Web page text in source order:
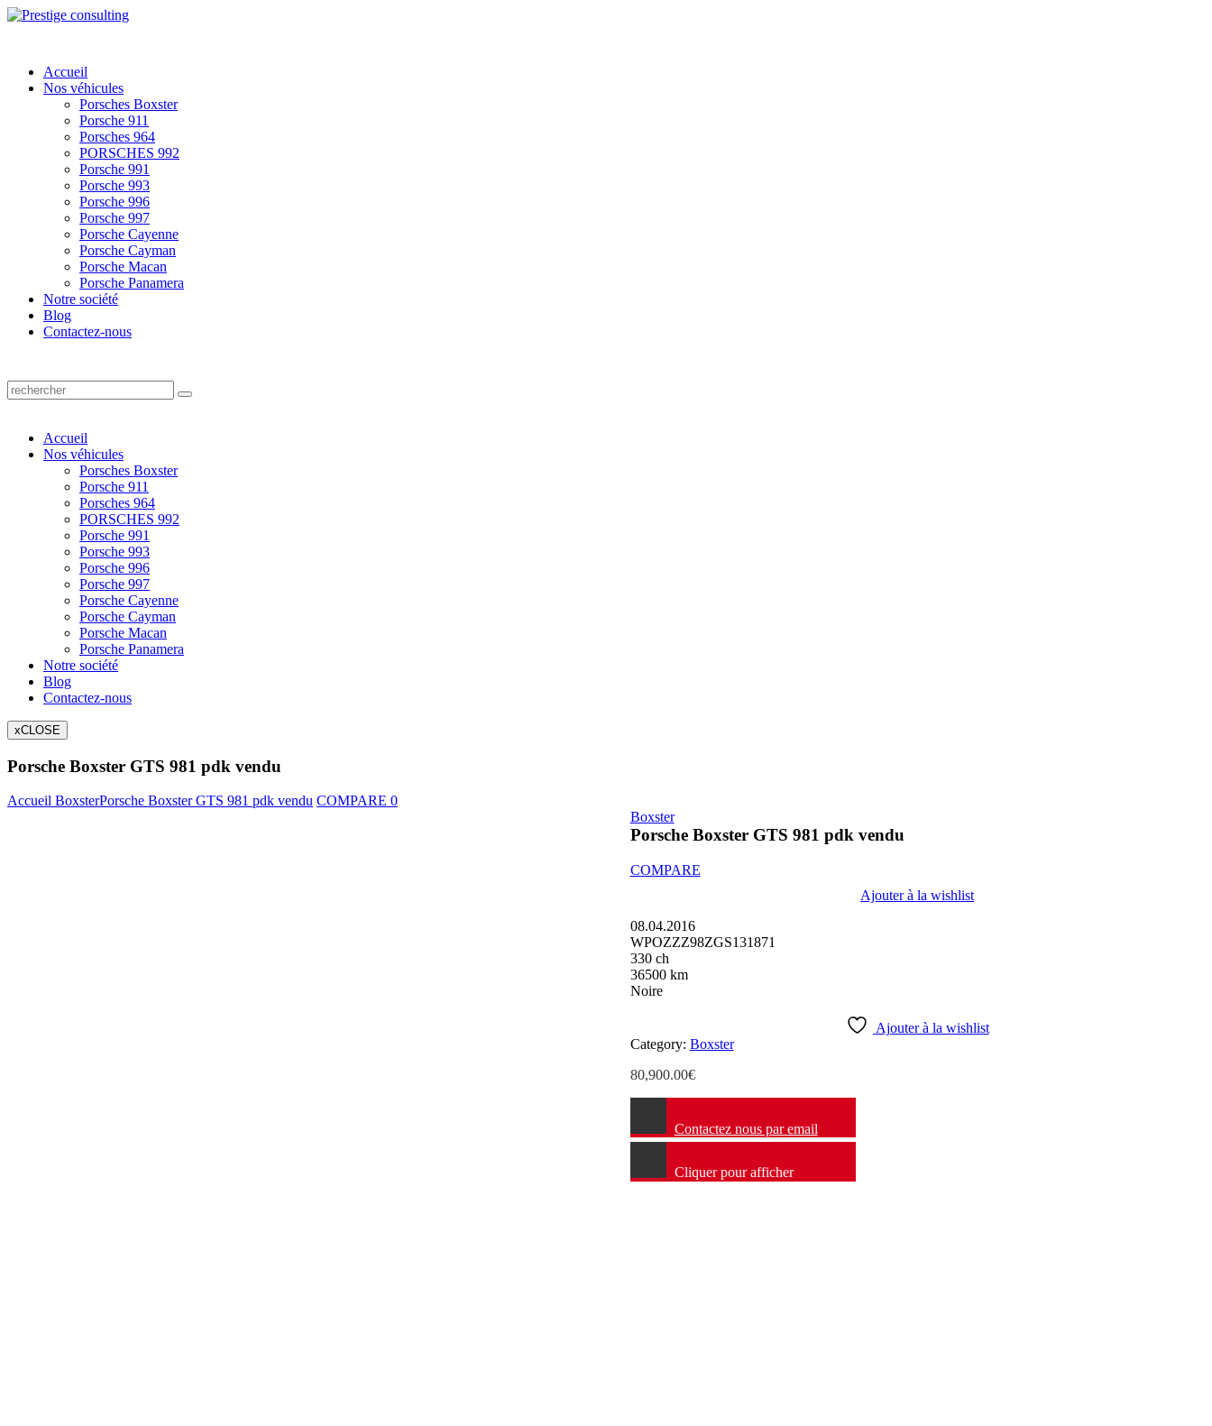
Accueil
Nos véhicules
Porsches Boxster
Porsche 911
Porsches 964
PORSCHES 992
Porsche 991
Porsche 993
Porsche 996
Porsche 997
Porsche Cayenne
Porsche Cayman
Porsche Macan
Porsche Panamera
Notre société
Blog
Contactez-nous
Accueil
Nos véhicules
Porsches Boxster
Porsche 911
Porsches 964
PORSCHES 992
Porsche 991
Porsche 993
Porsche 996
Porsche 997
Porsche Cayenne
Porsche Cayman
Porsche Macan
Porsche Panamera
Notre société
Blog
Contactez-nous
xCLOSE
Porsche Boxster GTS 981 pdk vendu
Accueil BoxsterPorsche Boxster GTS 981 pdk vendu COMPARE 0
Boxster
Porsche Boxster GTS 981 pdk vendu
COMPARE
Ajouter à la wishlist
08.04.2016
WPOZZZ98ZGS131871
330 ch
36500 km
Noire
Ajouter à la wishlist
Category: Boxster
80,900.00€
Contactez nous par email
Cliquer pour afficher